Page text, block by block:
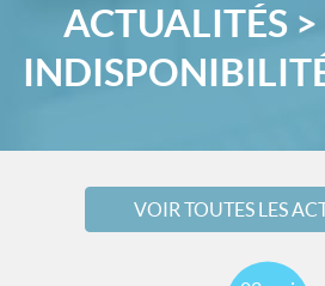
ACTUALITÉS >
VOIR TOUTES LES